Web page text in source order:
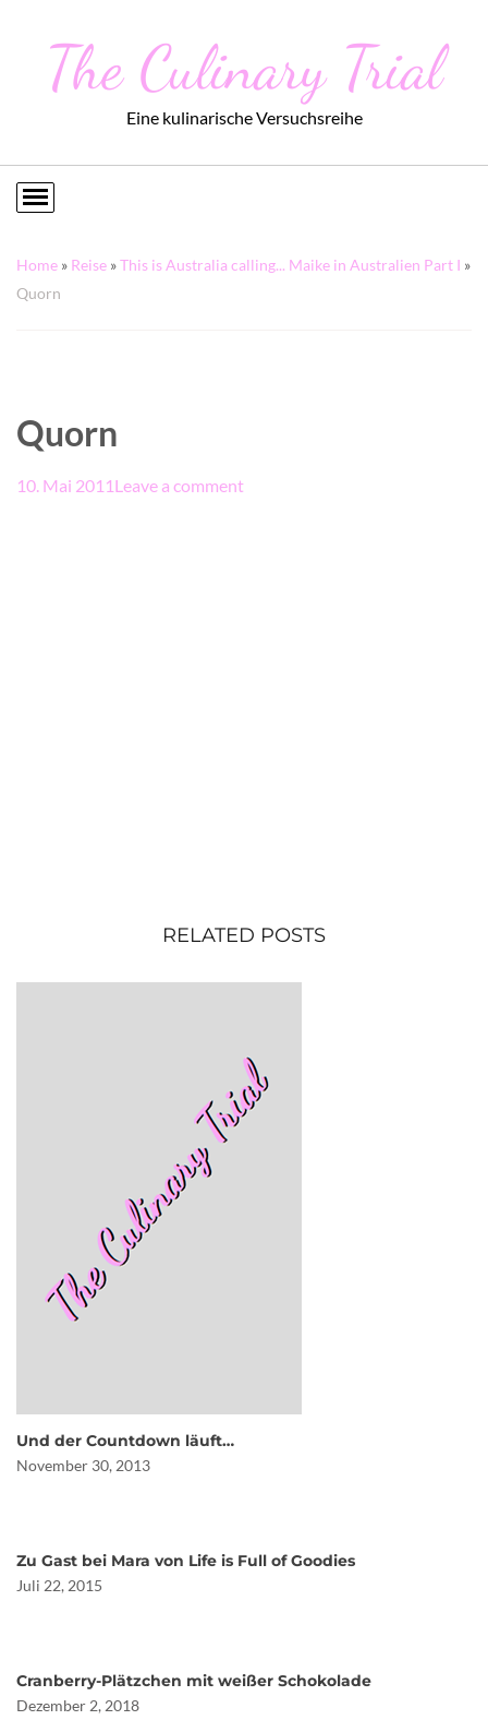
The Culinary Trial
Eine kulinarische Versuchsreihe
Home » Reise »This is Australia calling... Maike in Australien Part I »
Quorn
Quorn
10. Mai 2011 Leave a comment
RELATED POSTS
Und der Countdown läuft…
November 30, 2013
Zu Gast bei Mara von Life is Full of Goodies
Juli 22, 2015
Cranberry-Plätzchen mit weißer Schokolade
Dezember 2, 2018